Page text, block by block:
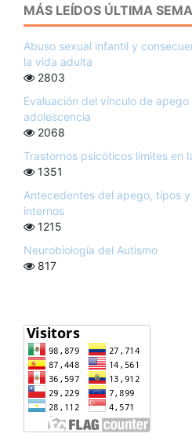
MÁS LEÍDOS ÚLTIMA
Abuso sexual infantil y
la vida adulta
2803
Evaluación del vínculo de
adolescencia
2068
Trastornos psicóticos límites en
1351
Antecedentes del apego, tipos
internos
1215
Neurobiología del Autismo
817